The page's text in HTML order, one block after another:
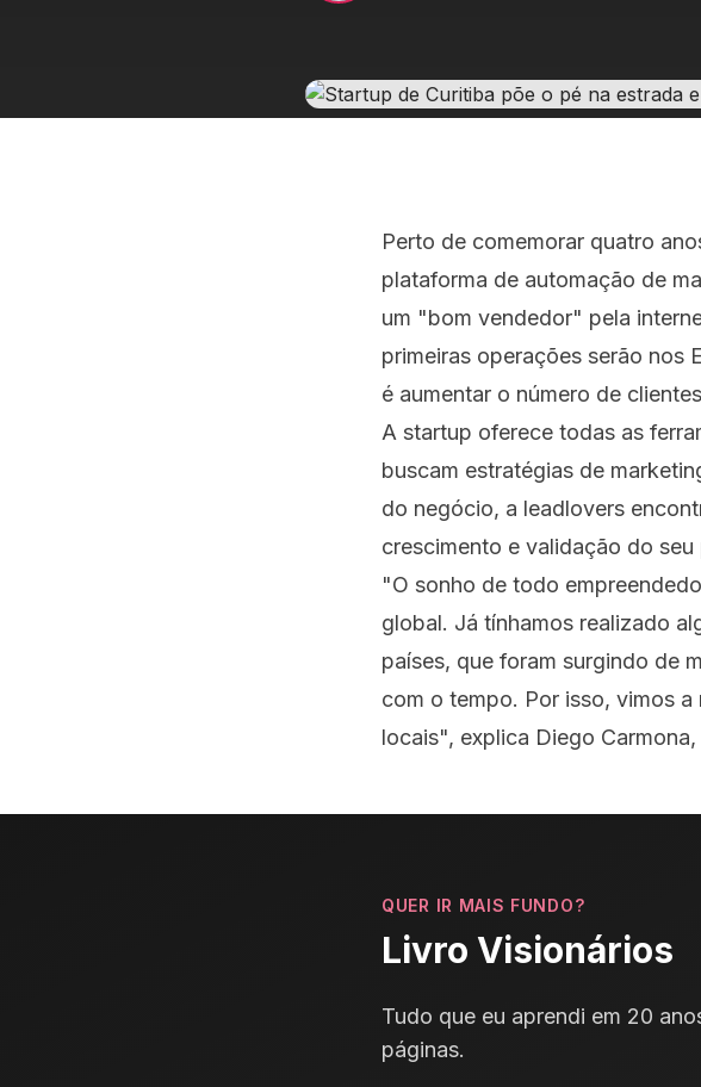
Perto de comemorar quatro
plataforma de automação de
um "bom vendedor" pela
primeiras operações serão nos
é aumentar o número de
A startup oferece todas as
buscam estratégias de
do negócio, a leadlovers
crescimento e validação do
"O sonho de todo
global. Já tínhamos realizado
países, que foram surgindo de
com o tempo. Por isso, vimos
locais", explica Diego
QUER IR MAIS FUNDO?
Livro Visionários
Tudo que eu aprendi em 20
páginas.